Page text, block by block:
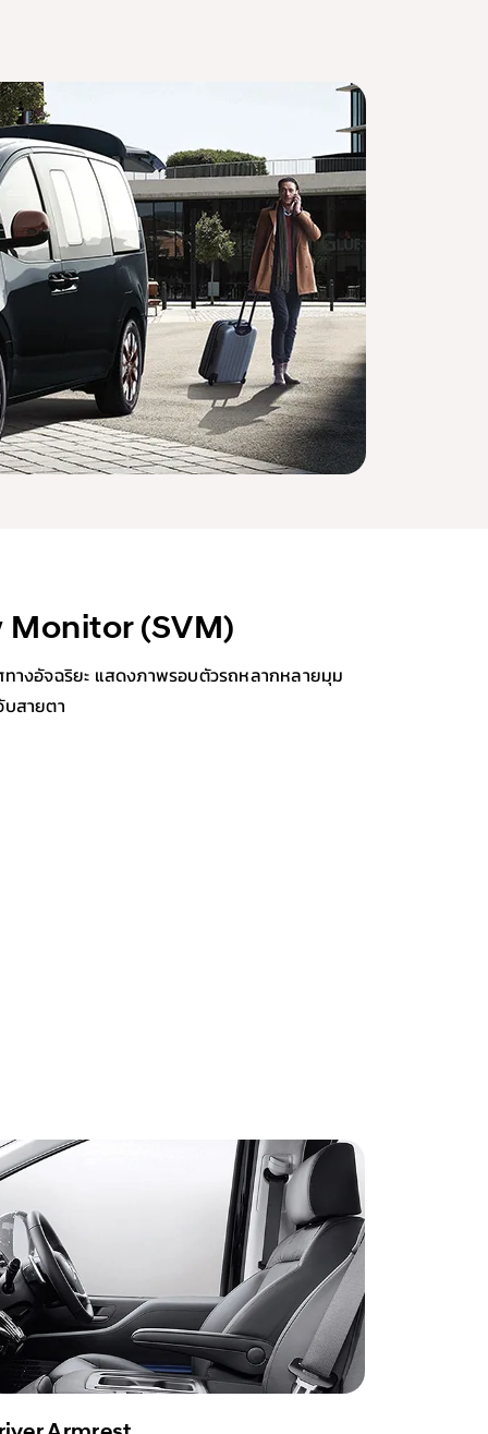
(SVM)
างอัจฉริยะ แสดงภาพรอบตัวรถหลากหลายมุม
สายตา